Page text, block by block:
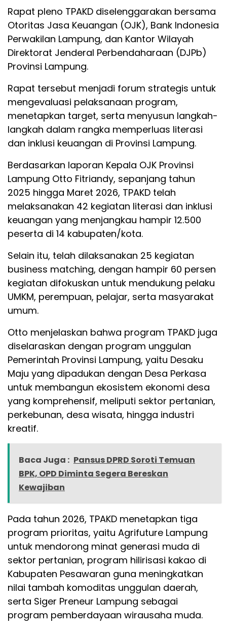
Rapat pleno TPAKD diselenggarakan bersama
Otoritas Jasa Keuangan (OJK), Bank Indonesia
Perwakilan Lampung, dan Kantor Wilayah
Direktorat Jenderal Perbendaharaan (DJPb)
Provinsi Lampung.
Rapat tersebut menjadi forum strategis untuk
mengevaluasi pelaksanaan program,
menetapkan target, serta menyusun langkah-
langkah dalam rangka memperluas literasi
dan inklusi keuangan di Provinsi Lampung.
Berdasarkan laporan Kepala OJK Provinsi
Lampung Otto Fitriandy, sepanjang tahun
2025 hingga Maret 2026, TPAKD telah
melaksanakan 42 kegiatan literasi dan inklusi
keuangan yang menjangkau hampir 12.500
peserta di 14 kabupaten/kota.
Selain itu, telah dilaksanakan 25 kegiatan
business matching, dengan hampir 60 persen
kegiatan difokuskan untuk mendukung pelaku
UMKM, perempuan, pelajar, serta masyarakat
umum.
Otto menjelaskan bahwa program TPAKD juga
diselaraskan dengan program unggulan
Pemerintah Provinsi Lampung, yaitu Desaku
Maju yang dipadukan dengan Desa Perkasa
untuk membangun ekosistem ekonomi desa
yang komprehensif, meliputi sektor pertanian,
perkebunan, desa wisata, hingga industri
kreatif.
Baca Juga : Pansus DPRD Soroti Temuan
BPK, OPD Diminta Segera Bereskan
Kewajiban
Pada tahun 2026, TPAKD menetapkan tiga
program prioritas, yaitu Agrifuture Lampung
untuk mendorong minat generasi muda di
sektor pertanian, program hilirisasi kakao di
Kabupaten Pesawaran guna meningkatkan
nilai tambah komoditas unggulan daerah,
serta Siger Preneur Lampung sebagai
program pemberdayaan wirausaha muda.